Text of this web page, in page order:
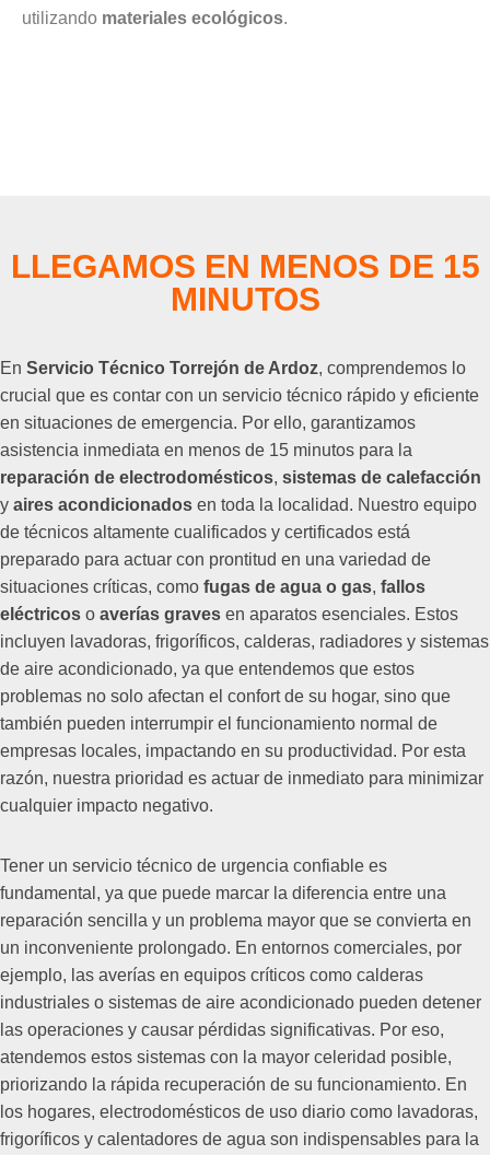
utilizando materiales ecológicos.
LLEGAMOS EN MENOS DE 15
MINUTOS
En Servicio Técnico Torrejón de Ardoz, comprendemos lo
crucial que es contar con un servicio técnico rápido y eficiente
en situaciones de emergencia. Por ello, garantizamos
asistencia inmediata en menos de 15 minutos para la
reparación de electrodomésticos, sistemas de calefacción
y aires acondicionados en toda la localidad. Nuestro equipo
de técnicos altamente cualificados y certificados está
preparado para actuar con prontitud en una variedad de
situaciones críticas, como fugas de agua o gas, fallos
eléctricos o averías graves en aparatos esenciales. Estos
incluyen lavadoras, frigoríficos, calderas, radiadores y sistemas
de aire acondicionado, ya que entendemos que estos
problemas no solo afectan el confort de su hogar, sino que
también pueden interrumpir el funcionamiento normal de
empresas locales, impactando en su productividad. Por esta
razón, nuestra prioridad es actuar de inmediato para minimizar
cualquier impacto negativo.
Tener un servicio técnico de urgencia confiable es
fundamental, ya que puede marcar la diferencia entre una
reparación sencilla y un problema mayor que se convierta en
un inconveniente prolongado. En entornos comerciales, por
ejemplo, las averías en equipos críticos como calderas
industriales o sistemas de aire acondicionado pueden detener
las operaciones y causar pérdidas significativas. Por eso,
atendemos estos sistemas con la mayor celeridad posible,
priorizando la rápida recuperación de su funcionamiento. En
los hogares, electrodomésticos de uso diario como lavadoras,
frigoríficos y calentadores de agua son indispensables para la